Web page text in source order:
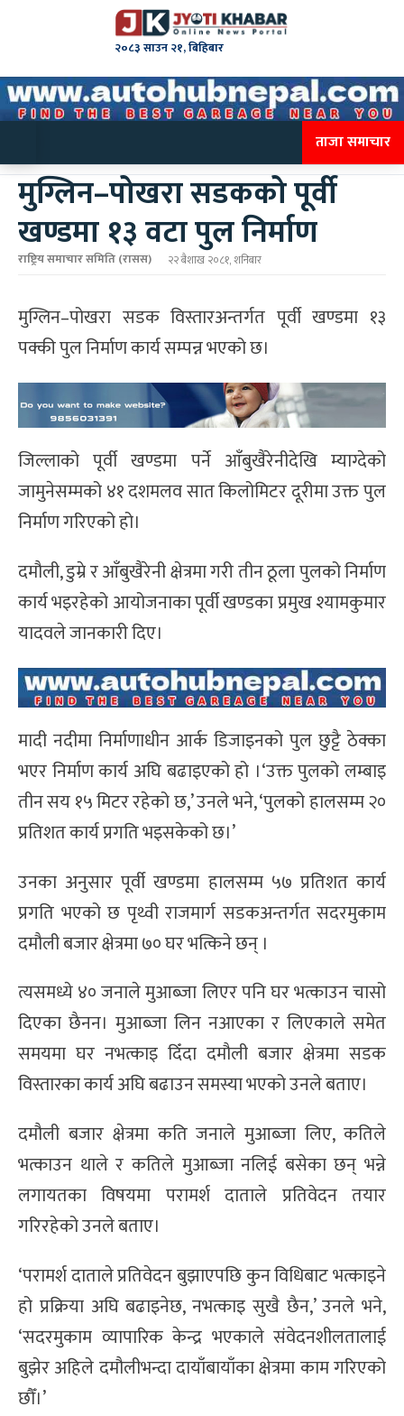
२०८३ साउन २१, बिहिबार
ताजा समाचार
मुग्लिन–पोखरा सडकको पूर्वी
खण्डमा १३ वटा पुल निर्माण
राष्ट्रिय समाचार समिति (रासस) २२ बैशाख २०८१, शनिबार
मुग्लिन–पोखरा सडक विस्तारअन्तर्गत पूर्वी खण्डमा १३
पक्की पुल निर्माण कार्य सम्पन्न भएको छ।
जिल्लाको पूर्वी खण्डमा पर्ने आँबुखैरेनीदेखि म्याग्देको
जामुनेसम्मको ४१ दशमलव सात किलोमिटर दूरीमा उक्त पुल
निर्माण गरिएको हो।
दमौली, डुम्रे र आँबुखैरेनी क्षेत्रमा गरी तीन ठूला पुलको निर्माण
कार्य भइरहेको आयोजनाका पूर्वी खण्डका प्रमुख श्यामकुमार
यादवले जानकारी दिए।
मादी नदीमा निर्माणाधीन आर्क डिजाइनको पुल छुट्टै ठेक्का
भएर निर्माण कार्य अघि बढाइएको हो ।‘उक्त पुलको लम्बाइ
तीन सय १५ मिटर रहेको छ,’ उनले भने, ‘पुलको हालसम्म २०
प्रतिशत कार्य प्रगति भइसकेको छ।’
उनका अनुसार पूर्वी खण्डमा हालसम्म ५७ प्रतिशत कार्य
प्रगति भएको छ पृथ्वी राजमार्ग सडकअन्तर्गत सदरमुकाम
दमौली बजार क्षेत्रमा ७० घर भत्किने छन् ।
त्यसमध्ये ४० जनाले मुआब्जा लिएर पनि घर भत्काउन चासो
दिएका छैनन। मुआब्जा लिन नआएका र लिएकाले समेत
समयमा घर नभत्काइ दिँदा दमौली बजार क्षेत्रमा सडक
विस्तारका कार्य अघि बढाउन समस्या भएको उनले बताए।
दमौली बजार क्षेत्रमा कति जनाले मुआब्जा लिए, कतिले
भत्काउन थाले र कतिले मुआब्जा नलिई बसेका छन् भन्ने
लगायतका विषयमा परामर्श दाताले प्रतिवेदन तयार
गरिरहेको उनले बताए।
‘परामर्श दाताले प्रतिवेदन बुझाएपछि कुन विधिबाट भत्काइने
हो प्रक्रिया अघि बढाइनेछ, नभत्काइ सुखै छैन,’ उनले भने,
‘सदरमुकाम व्यापारिक केन्द्र भएकाले संवेदनशीलतालाई
बुझेर अहिले दमौलीभन्दा दायाँबायाँका क्षेत्रमा काम गरिएको
छौँ।’